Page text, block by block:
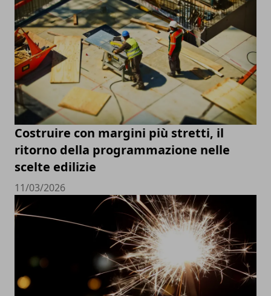
Costruire con margini più stretti, il
ritorno della programmazione nelle
scelte edilizie
11/03/2026